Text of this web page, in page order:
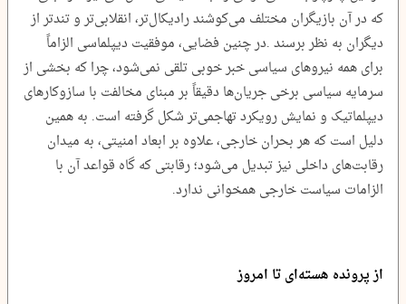
که در آن بازیگران مختلف می‌کوشند رادیکال‌تر، انقلابی‌تر و تندتر از
دیگران به نظر برسند .در چنین فضایی، موفقیت دیپلماسی الزاماً
برای همه نیروهای سیاسی خبر خوبی تلقی نمی‌شود، چرا که بخشی از
سرمایه سیاسی برخی جریان‌ها دقیقاً بر مبنای مخالفت با سازوکارهای
دیپلماتیک و نمایش رویکرد تهاجمی‌تر شکل گرفته است. به همین
دلیل است که هر بحران خارجی، علاوه بر ابعاد امنیتی، به میدان
رقابت‌های داخلی نیز تبدیل می‌شود؛ رقابتی که گاه قواعد آن با
الزامات سیاست خارجی همخوانی ندارد.
از پرونده هسته‌ای تا امروز